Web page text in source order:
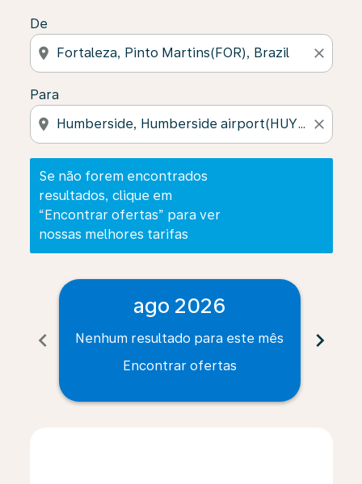
De
location_on close
Para
location_on close
Se não forem encontrados
resultados, clique em
“Encontrar ofertas” para ver
nossas melhores tarifas
chevron_left
ago 2026
Nenhum resultado para este mês
Encontrar ofertas
chevron_right